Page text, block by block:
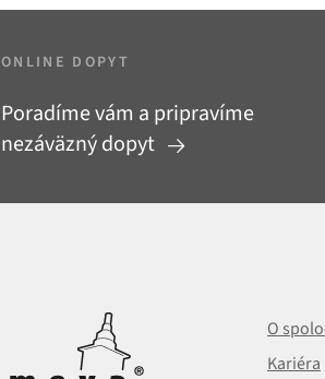
ONLINE DOPYT
Poradíme vám a pripravíme
nezáväzný dopyt
O
Kariéra